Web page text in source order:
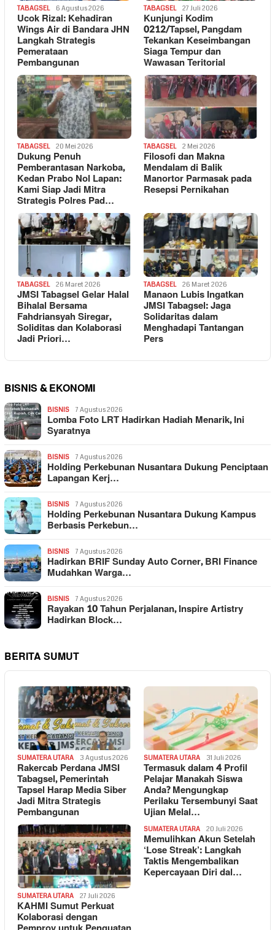
TABAGSEL 6 Agustus 2026
Ucok Rizal: Kehadiran
Wings Air di Bandara JHN
Langkah Strategis
Pemerataan
Pembangunan
TABAGSEL 27 Juli 2026
Kunjungi Kodim
0212/Tapsel, Pangdam
Tekankan Keseimbangan
Siaga Tempur dan
Wawasan Teritorial
TABAGSEL 20 Mei 2026
Dukung Penuh
Pemberantasan Narkoba,
Kedan Prabo Nol Lapan:
Kami Siap Jadi Mitra
Strategis Polres Pad…
TABAGSEL 2 Mei 2026
Filosofi dan Makna
Mendalam di Balik
Manortor Parmasak pada
Resepsi Pernikahan
TABAGSEL 26 Maret 2026
JMSI Tabagsel Gelar Halal
Bihalal Bersama
Fahdriansyah Siregar,
Soliditas dan Kolaborasi
Jadi Priori…
TABAGSEL 26 Maret 2026
Manaon Lubis Ingatkan
JMSI Tabagsel: Jaga
Solidaritas dalam
Menghadapi Tantangan
Pers
BISNIS & EKONOMI
BISNIS 7 Agustus 2026
Lomba Foto LRT Hadirkan Hadiah Menarik, Ini
Syaratnya
BISNIS 7 Agustus 2026
Holding Perkebunan Nusantara Dukung Penciptaan
Lapangan Kerj…
BISNIS 7 Agustus 2026
Holding Perkebunan Nusantara Dukung Kampus
Berbasis Perkebun…
BISNIS 7 Agustus 2026
Hadirkan BRIF Sunday Auto Corner, BRI Finance
Mudahkan Warga…
BISNIS 7 Agustus 2026
Rayakan 10 Tahun Perjalanan, Inspire Artistry
Hadirkan Block…
BERITA SUMUT
SUMATERA UTARA 3 Agustus 2026
Rakercab Perdana JMSI
Tabagsel, Pemerintah
Tapsel Harap Media Siber
Jadi Mitra Strategis
Pembangunan
SUMATERA UTARA 31 Juli 2026
Termasuk dalam 4 Profil
Pelajar Manakah Siswa
Anda? Mengungkap
Perilaku Tersembunyi Saat
Ujian Melal…
SUMATERA UTARA 27 Juli 2026
KAHMI Sumut Perkuat
Kolaborasi dengan
SUMATERA UTARA 20 Juli 2026
Memulihkan Akun Setelah
‘Lose Streak’: Langkah
Taktis Mengembalikan
Kepercayaan Diri dal…